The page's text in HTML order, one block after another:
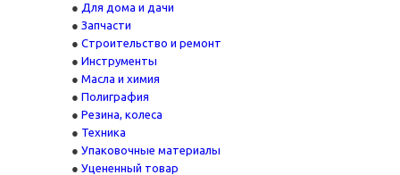
Для дома и дачи
Запчасти
Строительство и ремонт
Инструменты
Масла и химия
Полиграфия
Резина, колеса
Техника
Упаковочные материалы
Уцененный товар